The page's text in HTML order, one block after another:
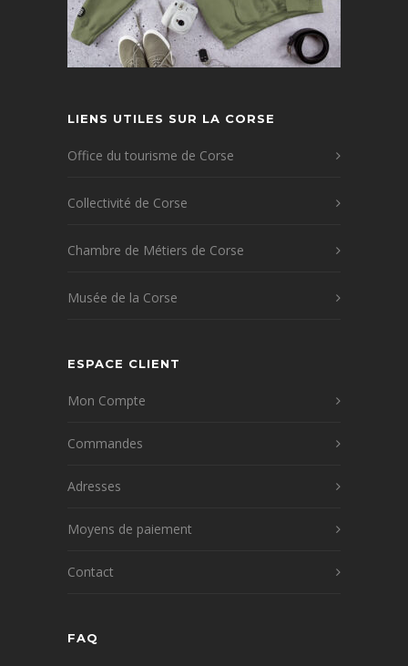
LIENS UTILES SUR LA CORSE
Office du tourisme de Corse
Collectivité de Corse
Chambre de Métiers de Corse
Musée de la Corse
ESPACE CLIENT
Mon Compte
Commandes
Adresses
Moyens de paiement
Contact
FAQ